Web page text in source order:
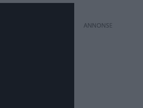
ANNONS